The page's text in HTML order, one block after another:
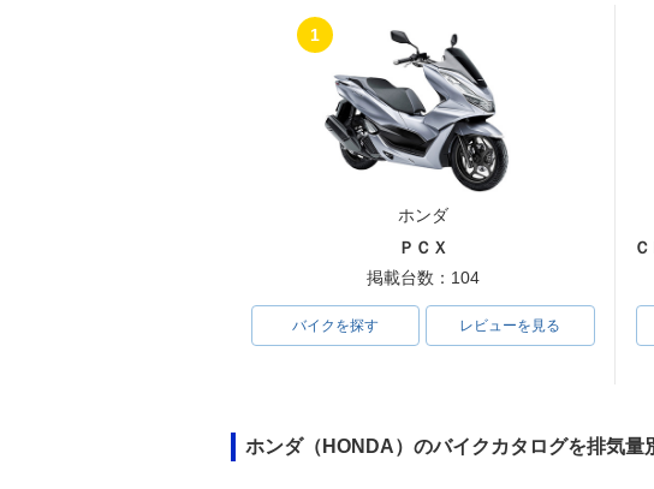
1
ホンダ
ＰＣＸ
掲載台数：104
バイクを探す レビューを見る
ホンダ（HONDA）のバイクカタログを排気量